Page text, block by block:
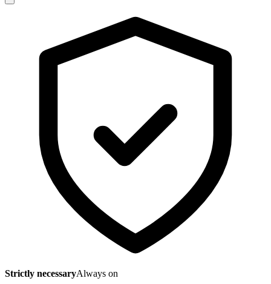
Strictly necessaryAlways on